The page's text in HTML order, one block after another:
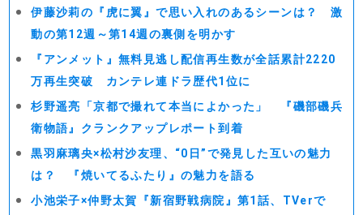
伊藤沙莉の『虎に翼』で思い入れのあるシーンは？ 激
動の第12週～第14週の裏側を明かす
『アンメット』無料見逃し配信再生数が全話累計2220
万再生突破 カンテレ連ドラ歴代1位に
杉野遥亮「京都で撮れて本当によかった」 『磯部磯兵
衛物語』クランクアップレポート到着
黒羽麻璃央×松村沙友理、“0日”で発見した互いの魅力
は？ 『焼いてるふたり』の魅力を語る
小池栄子×仲野太賀『新宿野戦病院』第1話、TVerで